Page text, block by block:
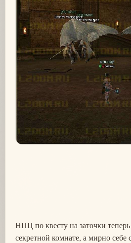
НПЦ по квесту на заточки теперь
секретной комнате, а мирно